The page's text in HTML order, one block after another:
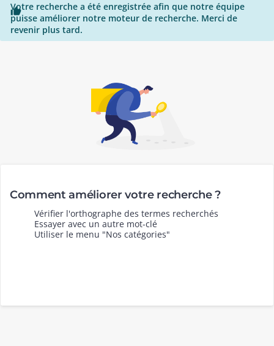

Votre recherche a été enregistrée afin que notre équipe
puisse améliorer notre moteur de recherche. Merci de
revenir plus tard.
Comment améliorer votre recherche ?
Vérifier l'orthographe des termes recherchés
Essayer avec un autre mot-clé
Utiliser le menu "Nos catégories"